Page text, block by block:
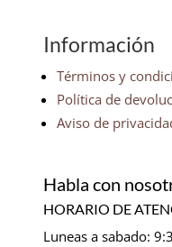
Información
Términos y
Política de
Aviso de
Habla con
HORARIO DE
Luneas a sabado: